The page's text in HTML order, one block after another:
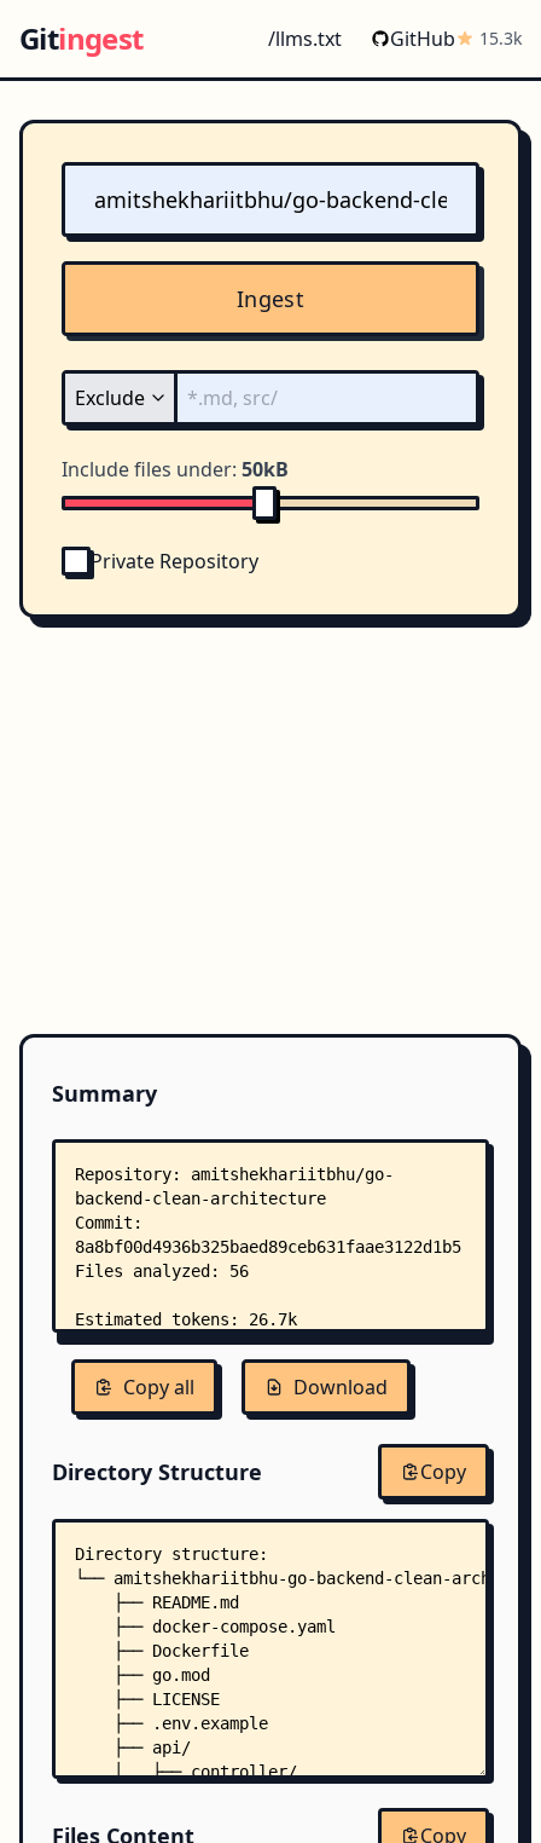
Gitingest /llms.txt GitHub 15.3k
Ingest
Include files under: 50kB
Private Repository
Summary
Copy all Download
Directory Structure Copy
Directory structure:
└── amitshekhariitbhu-go-backend-clean-
    ├── README.md
    ├── docker-compose.yaml
    ├── Dockerfile
    ├── go.mod
    ├── LICENSE
    ├── .env.example
    ├── api/
    │   ├── controller/
Files Content Copy